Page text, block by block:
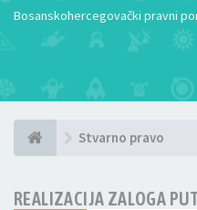
Bosanskohercegovački pravni
Stvarno pravo
REALIZACIJA ZALOGA